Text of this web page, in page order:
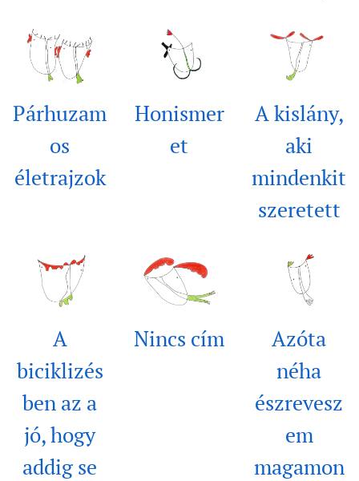
Párhuzam
os
életrajzok
Honismer
et
A kislány,
aki
mindenkit
szeretett
A
biciklizés
ben az a
jó, hogy
addig se
Nincs cím
Azóta
néha
észrevesz
em
magamon